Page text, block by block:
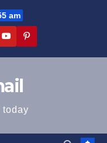
am
today